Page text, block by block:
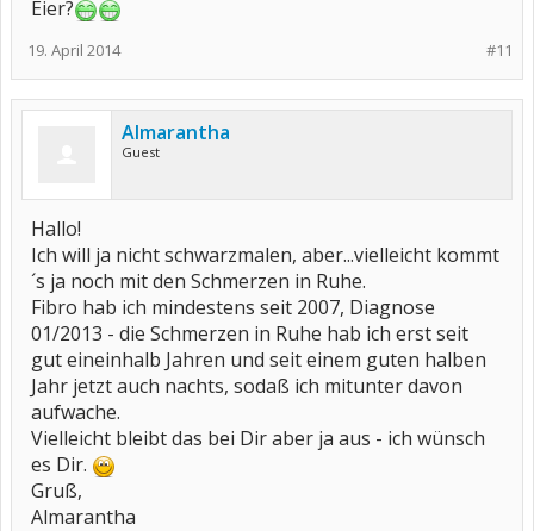
Eier?
#11
19. April 2014
Almarantha
Guest
Hallo!
Ich will ja nicht schwarzmalen, aber...vielleicht kommt
´s ja noch mit den Schmerzen in Ruhe.
Fibro hab ich mindestens seit 2007, Diagnose
01/2013 - die Schmerzen in Ruhe hab ich erst seit
gut eineinhalb Jahren und seit einem guten halben
Jahr jetzt auch nachts, sodaß ich mitunter davon
aufwache.
Vielleicht bleibt das bei Dir aber ja aus - ich wünsch
es Dir.
Gruß,
Almarantha